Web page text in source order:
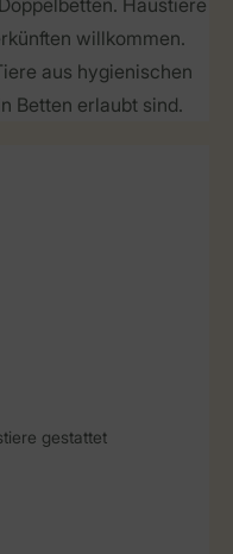
Haustiere
willkommen.
aus hygienischen
Betten erlaubt sind.
gestattet